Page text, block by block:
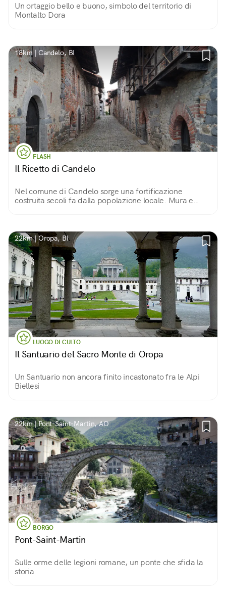
Un ortaggio bello e buono, simbolo del territorio di
Montalto Dora
18km | Candelo, BI
FLASH
Il Ricetto di Candelo
Nel comune di Candelo sorge una fortificazione
costruita secoli fa dalla popolazione locale. Mura e
22km | Oropa, BI
LUOGO DI CULTO
Il Santuario del Sacro Monte di Oropa
Un Santuario non ancora finito incastonato fra le Alpi
Biellesi
22km | Pont-Saint-Martin, AO
BORGO
Pont-Saint-Martin
Sulle orme delle legioni romane, un ponte che sfida la
storia